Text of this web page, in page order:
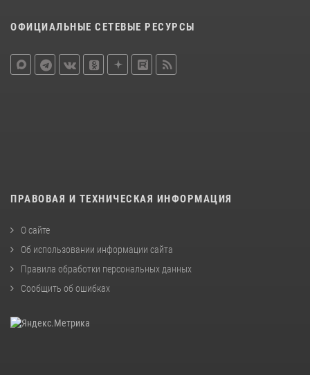
ОФИЦИАЛЬНЫЕ СЕТЕВЫЕ РЕСУРСЫ
ПРАВОВАЯ И ТЕХНИЧЕСКАЯ ИНФОРМАЦИЯ
О сайте
Об использовании информации сайта
Правила обработки персональных данных
Сообщить об ошибках